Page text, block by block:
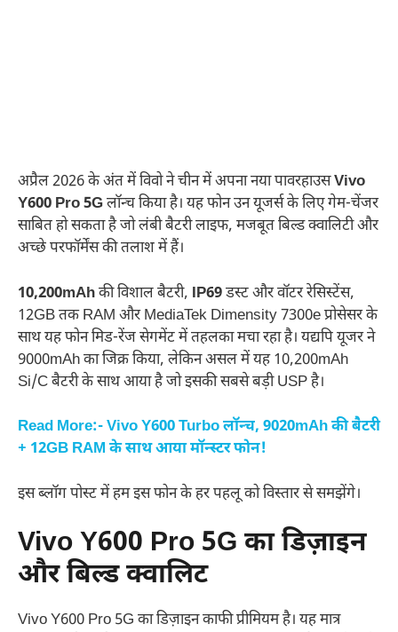
अप्रैल 2026 के अंत में विवो ने चीन में अपना नया पावरहाउसVivo
Y600 Pro 5Gलॉन्च किया है। यह फोन उन यूजर्स के लिए गेम-चेंजर
साबित हो सकता है जो लंबी बैटरी लाइफ, मजबूत बिल्ड क्वालिटी और
अच्छे परफॉर्मेंस की तलाश में हैं।
10,200mAhकी विशाल बैटरी, IP69डस्ट और वॉटर रेसिस्टेंस,
12GB तक RAM और MediaTek Dimensity 7300e प्रोसेसर के
साथ यह फोन मिड-रेंज सेगमेंट में तहलका मचा रहा है। यद्यपि यूजर ने
9000mAh का जिक्र किया, लेकिन असल में यह 10,200mAh
Si/C बैटरी के साथ आया है जो इसकी सबसे बड़ी USP है।
Read More:- Vivo Y600 Turbo लॉन्च, 9020mAh की बैटरी
+ 12GB RAM के साथ आया मॉन्स्टर फोन!
इस ब्लॉग पोस्ट में हम इस फोन के हर पहलू को विस्तार से समझेंगे।
Vivo Y600 Pro 5G का डिज़ाइन
और बिल्ड क्वालिट
Vivo Y600 Pro 5G का डिज़ाइन काफी प्रीमियम है। यह मात्र